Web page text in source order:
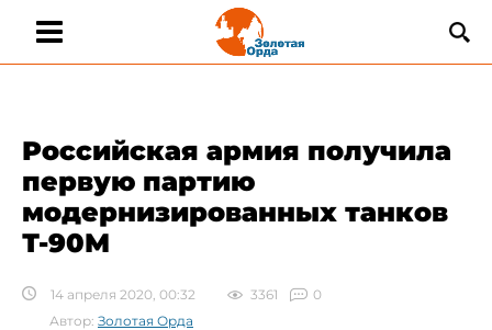
​Российская армия получила
первую партию
модернизированных танков
Т-90М
14 апреля 2020, 00:32 3361
0
Автор: Золотая Орда